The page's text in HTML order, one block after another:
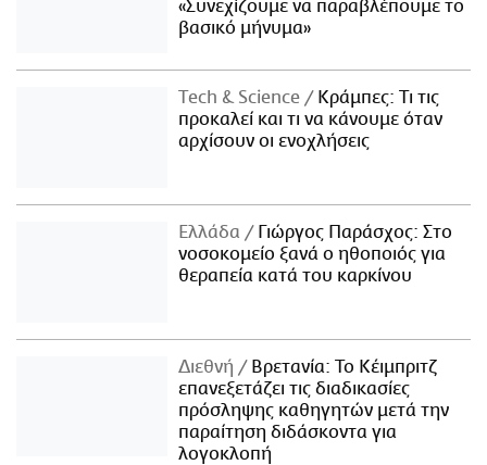
«Συνεχίζουμε να παραβλέπουμε το
βασικό μήνυμα»
Τech & Science
Κράμπες: Τι τις
προκαλεί και τι να κάνουμε όταν
αρχίσουν οι ενοχλήσεις
Ελλάδα
Γιώργος Παράσχος: Στο
νοσοκομείο ξανά ο ηθοποιός για
θεραπεία κατά του καρκίνου
Διεθνή
Βρετανία: Το Κέιμπριτζ
επανεξετάζει τις διαδικασίες
πρόσληψης καθηγητών μετά την
παραίτηση διδάσκοντα για
λογοκλοπή